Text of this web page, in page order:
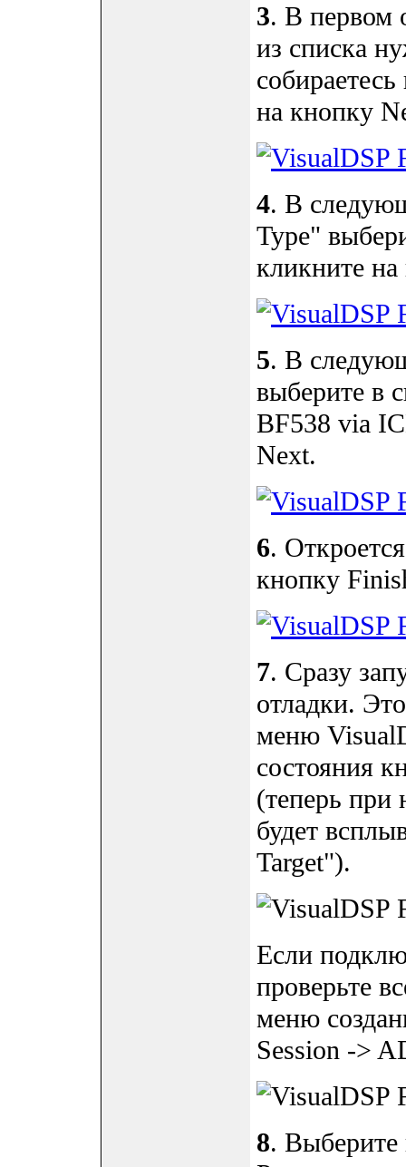
3. В первом
из списка
на кнопку
4. В
Type"
кликните
5. В
выберите в
BF538 via
Next.
6.
кнопку
7. Сразу
отладки.
меню
состояния
(теперь при
будет
Target").
Если
проверьте
меню
Session ->
8.